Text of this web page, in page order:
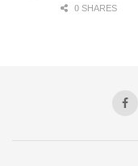
0 SHARES